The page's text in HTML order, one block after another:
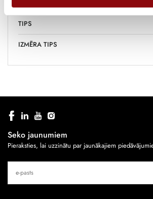
TIPS
IZMĒRA TIPS
Seko jaunumiem
Pieraksties, lai uzzinātu par jaunākajiem